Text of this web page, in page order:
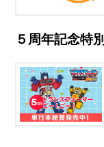
５周年記念特